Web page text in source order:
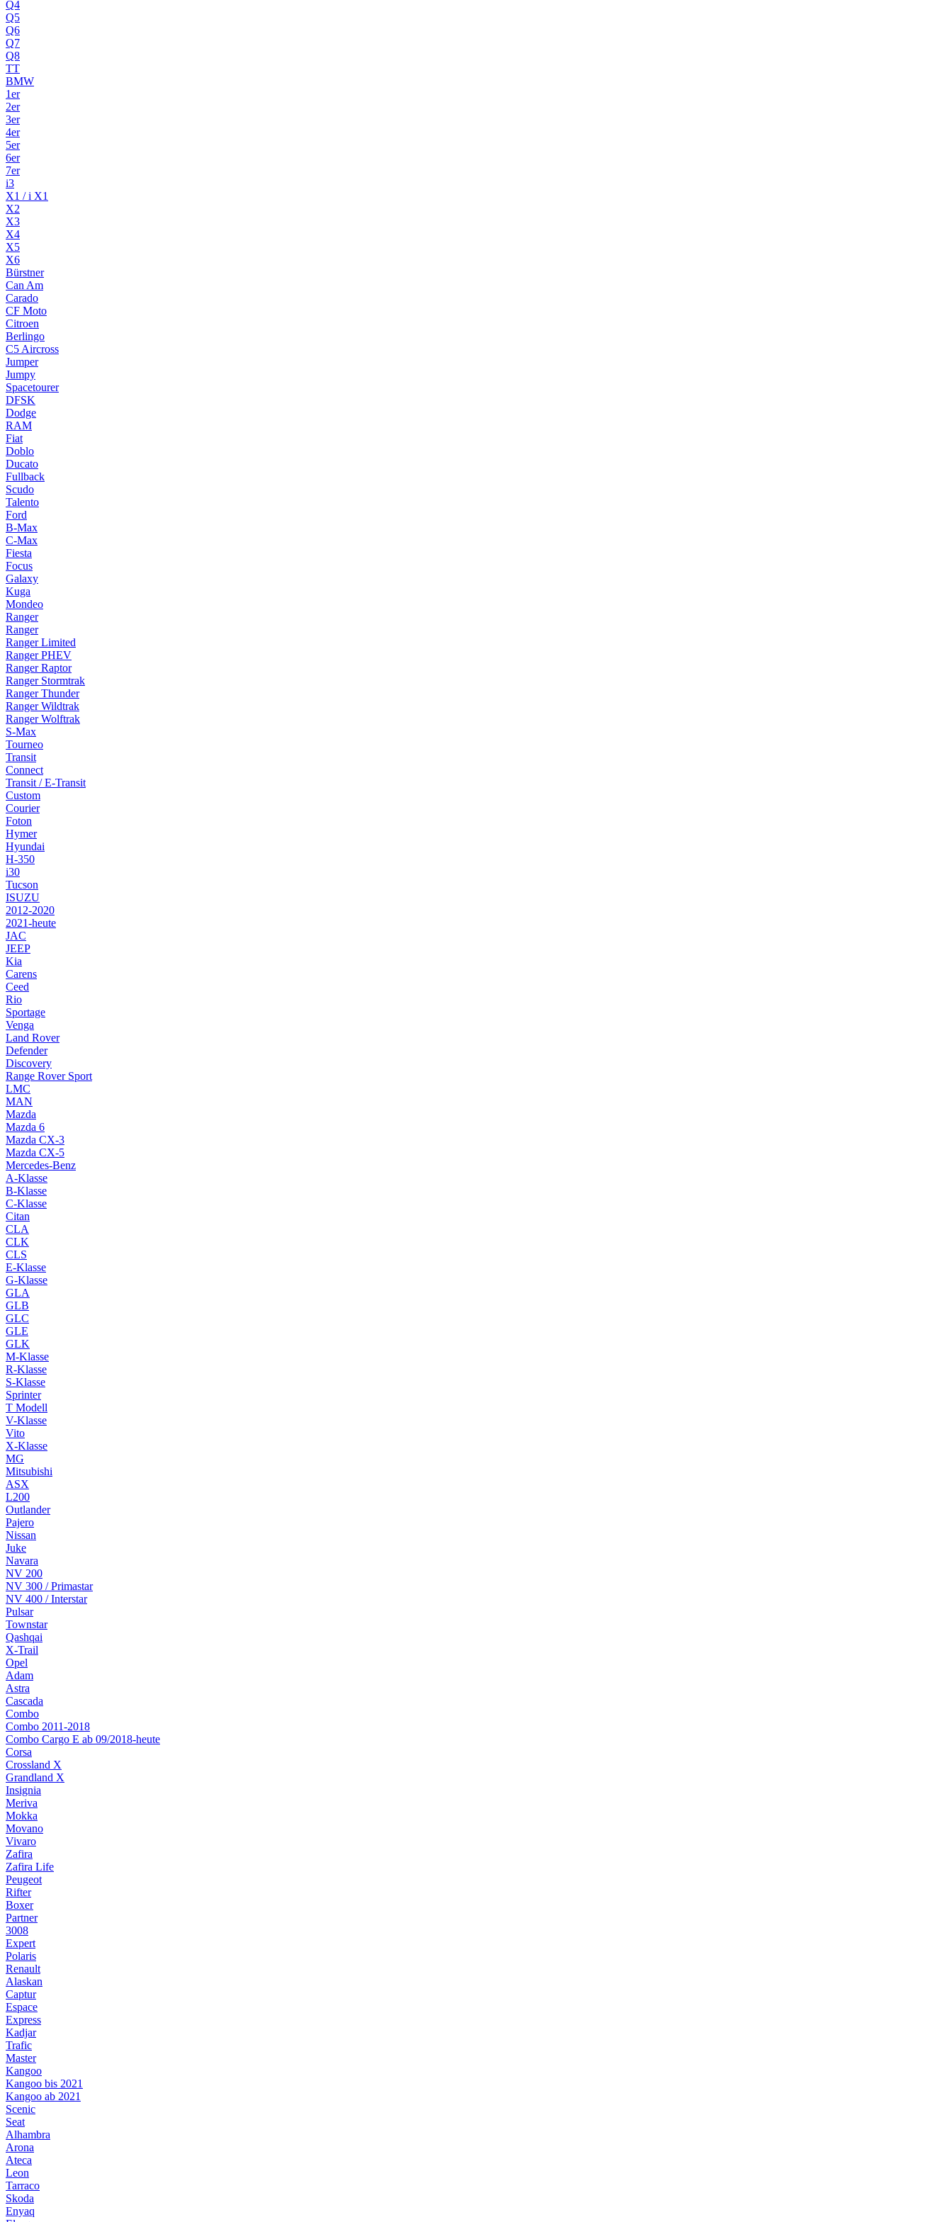
Q4
Q5
Q6
Q7
Q8
TT
BMW
1er
2er
3er
4er
5er
6er
7er
i3
X1 / i X1
X2
X3
X4
X5
X6
Bürstner
Can Am
Carado
CF Moto
Citroen
Berlingo
C5 Aircross
Jumper
Jumpy
Spacetourer
DFSK
Dodge
RAM
Fiat
Doblo
Ducato
Fullback
Scudo
Talento
Ford
B-Max
C-Max
Fiesta
Focus
Galaxy
Kuga
Mondeo
Ranger
Ranger
Ranger Limited
Ranger PHEV
Ranger Raptor
Ranger Stormtrak
Ranger Thunder
Ranger Wildtrak
Ranger Wolftrak
S-Max
Tourneo
Transit
Connect
Transit / E-Transit
Custom
Courier
Foton
Hymer
Hyundai
H-350
i30
Tucson
ISUZU
2012-2020
2021-heute
JAC
JEEP
Kia
Carens
Ceed
Rio
Sportage
Venga
Land Rover
Defender
Discovery
Range Rover Sport
LMC
MAN
Mazda
Mazda 6
Mazda CX-3
Mazda CX-5
Mercedes-Benz
A-Klasse
B-Klasse
C-Klasse
Citan
CLA
CLK
CLS
E-Klasse
G-Klasse
GLA
GLB
GLC
GLE
GLK
M-Klasse
R-Klasse
S-Klasse
Sprinter
T Modell
V-Klasse
Vito
X-Klasse
MG
Mitsubishi
ASX
L200
Outlander
Pajero
Nissan
Juke
Navara
NV 200
NV 300 / Primastar
NV 400 / Interstar
Pulsar
Townstar
Qashqai
X-Trail
Opel
Adam
Astra
Cascada
Combo
Combo 2011-2018
Combo Cargo E ab 09/2018-heute
Corsa
Crossland X
Grandland X
Insignia
Meriva
Mokka
Movano
Vivaro
Zafira
Zafira Life
Peugeot
Rifter
Boxer
Partner
3008
Expert
Polaris
Renault
Alaskan
Captur
Espace
Express
Kadjar
Trafic
Master
Kangoo
Kangoo bis 2021
Kangoo ab 2021
Scenic
Seat
Alhambra
Arona
Ateca
Leon
Tarraco
Skoda
Enyaq